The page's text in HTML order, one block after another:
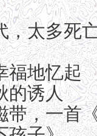
，太多死
福地忆起
的诱人
带，一首